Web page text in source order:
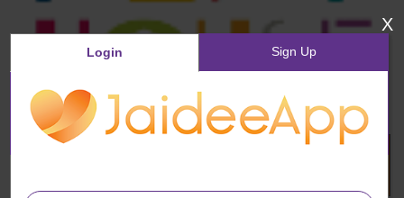
X
Login Sign Up